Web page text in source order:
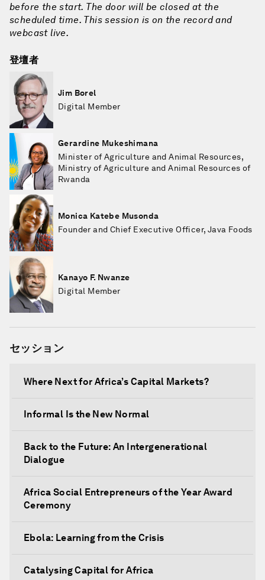
before the start. The door will be closed at the
scheduled time. This session is on the record and
webcast live.
登壇者
Jim Borel
Digital Member
Gerardine Mukeshimana
Minister of Agriculture and Animal Resources,
Ministry of Agriculture and Animal Resources of
Rwanda
Monica Katebe Musonda
Founder and Chief Executive Officer, Java Foods
Kanayo F. Nwanze
Digital Member
セッション
Where Next for Africa’s Capital Markets?
Informal Is the New Normal
Back to the Future: An Intergenerational
Dialogue
Africa Social Entrepreneurs of the Year Award
Ceremony
Ebola: Learning from the Crisis
Catalysing Capital for Africa